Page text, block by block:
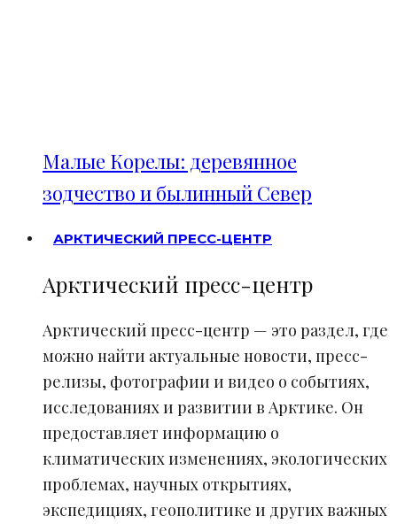
Малые Корелы: деревянное
зодчество и былинный Север
АРКТИЧЕСКИЙ ПРЕСС-ЦЕНТР
Арктический пресс-центр
Арктический пресс-центр — это раздел, где
можно найти актуальные новости, пресс-
релизы, фотографии и видео о событиях,
исследованиях и развитии в Арктике. Он
предоставляет информацию о
климатических изменениях, экологических
проблемах, научных открытиях,
экспедициях, геополитике и других важных